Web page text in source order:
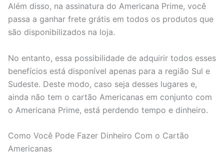
Além disso, na assinatura do Americana Prime, você
passa a ganhar frete grátis em todos os produtos que
são disponibilizados na loja.
No entanto, essa possibilidade de adquirir todos esses
benefícios está disponível apenas para a região Sul e
Sudeste. Deste modo, caso seja desses lugares e,
ainda não tem o cartão Americanas em conjunto com
o Americana Prime, está perdendo tempo e dinheiro.
Como Você Pode Fazer Dinheiro Com o Cartão
Americanas